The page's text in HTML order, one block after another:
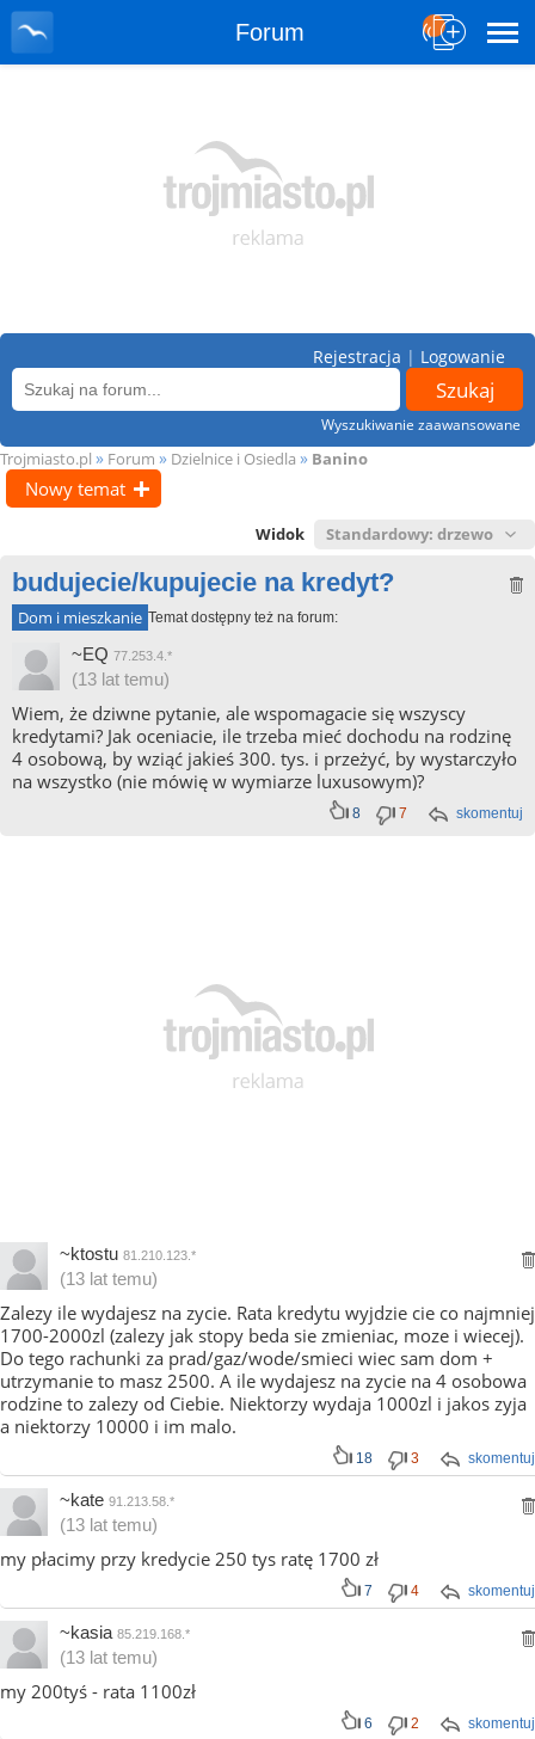
Forum
Wyszukiwanie zaawansowane
Rejestracja | Logowanie
Trojmiasto.pl » Forum » Dzielnice i Osiedla » Banino
Nowy temat
Widok
budujecie/kupujecie na kredyt?
Dom i mieszkanie Temat dostępny też na forum:
~EQ 77.253.4.*
(13 lat temu)
Wiem, że dziwne pytanie, ale wspomagacie się wszyscy
kredytami? Jak oceniacie, ile trzeba mieć dochodu na rodzinę
4 osobową, by wziąć jakieś 300. tys. i przeżyć, by wystarczyło
na wszystko (nie mówię w wymiarze luxusowym)?
skomentuj
8 7
~ktostu 81.210.123.*
(13 lat temu)
Zalezy ile wydajesz na zycie. Rata kredytu wyjdzie cie co najmniej
1700-2000zl (zalezy jak stopy beda sie zmieniac, moze i wiecej).
Do tego rachunki za prad/gaz/wode/smieci wiec sam dom +
utrzymanie to masz 2500. A ile wydajesz na zycie na 4 osobowa
rodzine to zalezy od Ciebie. Niektorzy wydaja 1000zl i jakos zyja
a niektorzy 10000 i im malo.
skomentuj
18 3
~kate 91.213.58.*
(13 lat temu)
my płacimy przy kredycie 250 tys ratę 1700 zł
skomentuj
7 4
~kasia 85.219.168.*
(13 lat temu)
my 200tyś - rata 1100zł
skomentuj
6 2